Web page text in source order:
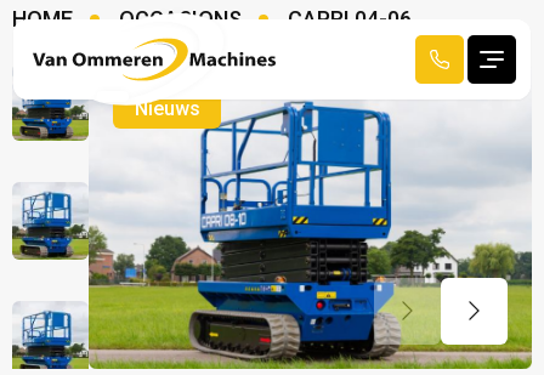
HOME OCCASIONS CAPRI 04-06
Nieuws